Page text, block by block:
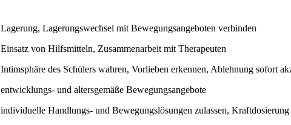
Lagerung, Lagerungswechsel mit Bewegungsangeboten verbinden
Einsatz von Hilfsmitteln, Zusammenarbeit mit Therapeuten
Intimsphäre des Schülers wahren, Vorlieben erkennen, Ablehnung sofort
entwicklungs- und altersgemäße Bewegungsangebote
individuelle Handlungs- und Bewegungslösungen zulassen, Kraftdosierung